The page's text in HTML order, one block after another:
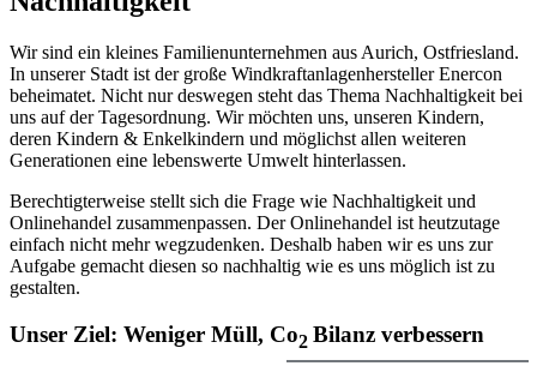
Wir sind ein kleines Familienunternehmen aus Aurich, Ostfriesland.
In unserer Stadt ist der große Windkraftanlagenhersteller Enercon
beheimatet. Nicht nur deswegen steht das Thema Nachhaltigkeit bei
uns auf der Tagesordnung. Wir möchten uns, unseren Kindern,
deren Kindern & Enkelkindern und möglichst allen weiteren
Generationen eine lebenswerte Umwelt hinterlassen.
Berechtigterweise stellt sich die Frage wie Nachhaltigkeit und
Onlinehandel zusammenpassen. Der Onlinehandel ist heutzutage
einfach nicht mehr wegzudenken. Deshalb haben wir es uns zur
Aufgabe gemacht diesen so nachhaltig wie es uns möglich ist zu
gestalten.
Unser Ziel: Weniger Müll, Co2 Bilanz verbessern